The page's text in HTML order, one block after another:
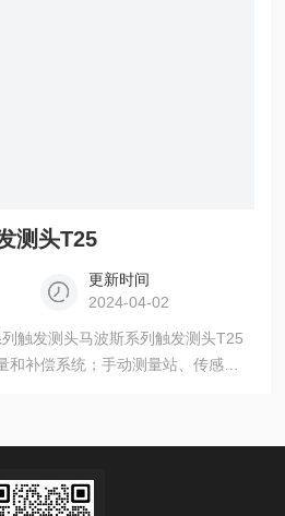
测头T25
更新时间
2024-04-02
触发测头马波斯系列触发测头T25
和补偿系统；手动测量站、传感
中心、车铣复合机床、磨床、专用
差并给出报警。